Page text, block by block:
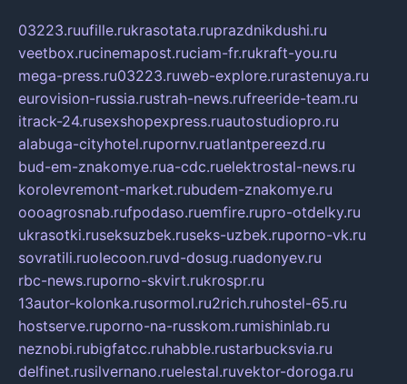
03223.ruufille.rukrasotata.ruprazdnikdushi.ru
veetbox.rucinemapost.ruciam-fr.rukraft-you.ru
mega-press.ru03223.ruweb-explore.rurastenuya.ru
eurovision-russia.rustrah-news.rufreeride-team.ru
itrack-24.rusexshopexpress.ruautostudiopro.ru
alabuga-cityhotel.rupornv.ruatlantpereezd.ru
bud-em-znakomye.rua-cdc.ruelektrostal-news.ru
korolevremont-market.rubudem-znakomye.ru
oooagrosnab.rufpodaso.ruemfire.rupro-otdelky.ru
ukrasotki.ruseksuzbek.ruseks-uzbek.ruporno-vk.ru
sovratili.ruolecoon.ruvd-dosug.ruadonyev.ru
rbc-news.ruporno-skvirt.rukrospr.ru
13autor-kolonka.rusormol.ru2rich.ruhostel-65.ru
hostserve.ruporno-na-russkom.rumishinlab.ru
neznobi.rubigfatcc.ruhabble.rustarbucksvia.ru
delfinet.rusilvernano.ruelestal.ruvektor-doroga.ru